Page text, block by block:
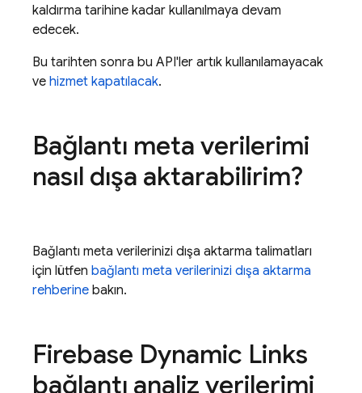
kaldırma tarihine kadar kullanılmaya devam
edecek.
Bu tarihten sonra bu API'ler artık kullanılamayacak
ve hizmet kapatılacak.
Bağlantı meta verilerimi
nasıl dışa aktarabilirim?
Bağlantı meta verilerinizi dışa aktarma talimatları
için lütfen bağlantı meta verilerinizi dışa aktarma
rehberine bakın.
Firebase Dynamic Links
bağlantı analiz verilerimi